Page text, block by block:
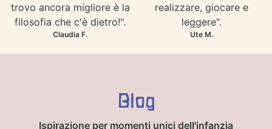
trovo ancora migliore è la
filosofia che c'è dietro!".
Claudia F.
realizzare, giocare e
leggere".
Ute M.
Blog
Ispirazione per momenti unici dell'infanzia